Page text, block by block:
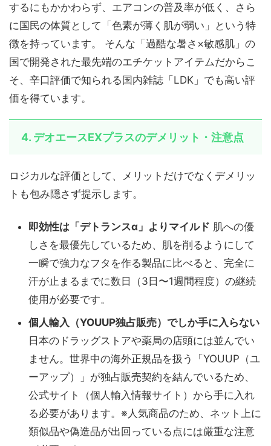
するにもかかわらず、エアコンの普及率が低く、さら
に国民の体質として「色素が薄く肌が弱い」という特
徴を持っています。 そんな「過酷な暑さ×敏感肌」の
国で開発された最先端のエチケットアイテムだからこ
そ、辛口評価で知られる国内雑誌「LDK」でも高い評
価を得ています。
4. デオエースEXプラスのデメリット・注意点
ロジカルな評価として、メリットだけでなくデメリッ
トも包み隠さず提示します。
即効性は「デトランスα」よりマイルド 肌への優
しさを最優先しているため、肌を削るようにして
一瞬で強力なフタを作る製品に比べると、完全に
汗が止まるまでに数日（3日〜1週間程度）の継続
使用が必要です。
個人輸入（YOUUP独占販売）でしか手に入らない
日本のドラッグストアや薬局の店頭には並んでい
ません。世界中の海外正規品を扱う「YOUUP（ユ
ーアップ）」が独占販売契約を結んでいるため、
公式サイト（個人輸入情報サイト）から手に入れ
る必要があります。※人気商品のため、ネット上に
類似品や偽造品が出回っている点には厳重な注意